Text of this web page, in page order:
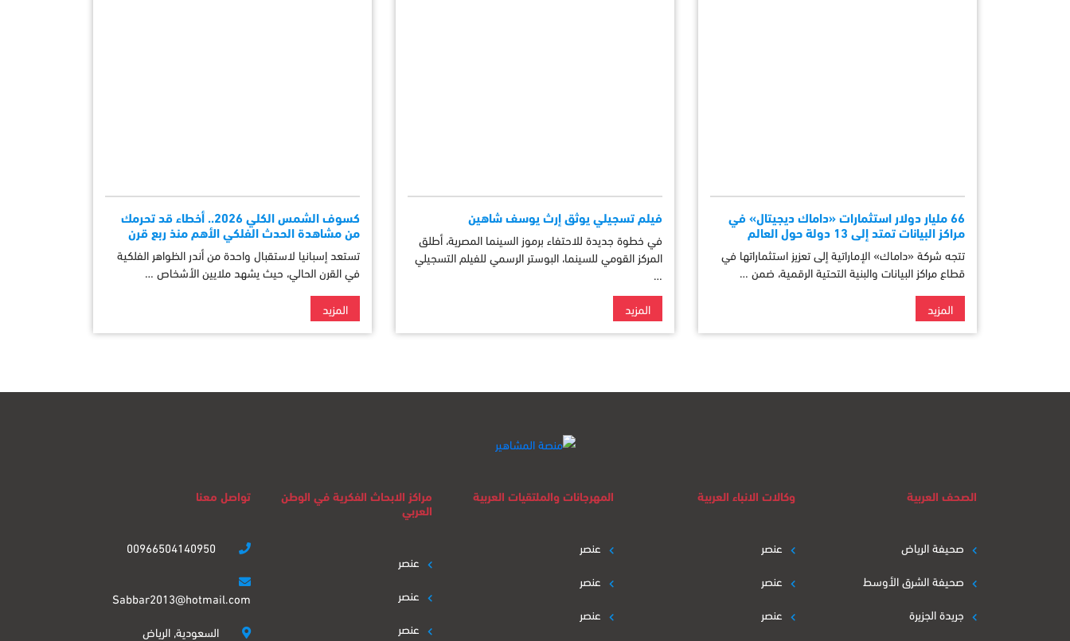
66 مليار دولار استثمارات «داماك ديجيتال» في
مراكز البيانات تمتد إلى 13 دولة حول العالم
تتجه شركة «داماك» الإماراتية إلى تعزيز استثماراتها في
قطاع مراكز البيانات والبنية التحتية الرقمية، ضمن …
المزيد
فيلم تسجيلي يوثق إرث يوسف شاهين
في خطوة جديدة للاحتفاء برموز السينما المصرية، أطلق
المركز القومي للسينما، البوستر الرسمي للفيلم التسجيلي
…
المزيد
كسوف الشمس الكلي 2026.. أخطاء قد تحرمك
من مشاهدة الحدث الفلكي الأهم منذ ربع قرن
تستعد إسبانيا لاستقبال واحدة من أندر الظواهر الفلكية
في القرن الحالي، حيث يشهد ملايين الأشخاص …
المزيد
الصحف العربية
صحيفة الرياض
صحيفة الشرق الأوسط
جريدة الجزيرة
وكالات الانباء العربية
عنصر
عنصر
عنصر
المهرجانات والملتقيات العربية
عنصر
عنصر
عنصر
مراكز الابحاث الفكرية في الوطن
العربي
عنصر
عنصر
عنصر
تواصل معنا
Sabbar2013@hotmail.com
السعودية, الرياض